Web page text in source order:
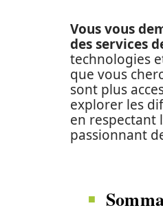
Vous vous
des services
technologies
que vous
sont plus
explorer les
en respectant
passionnant